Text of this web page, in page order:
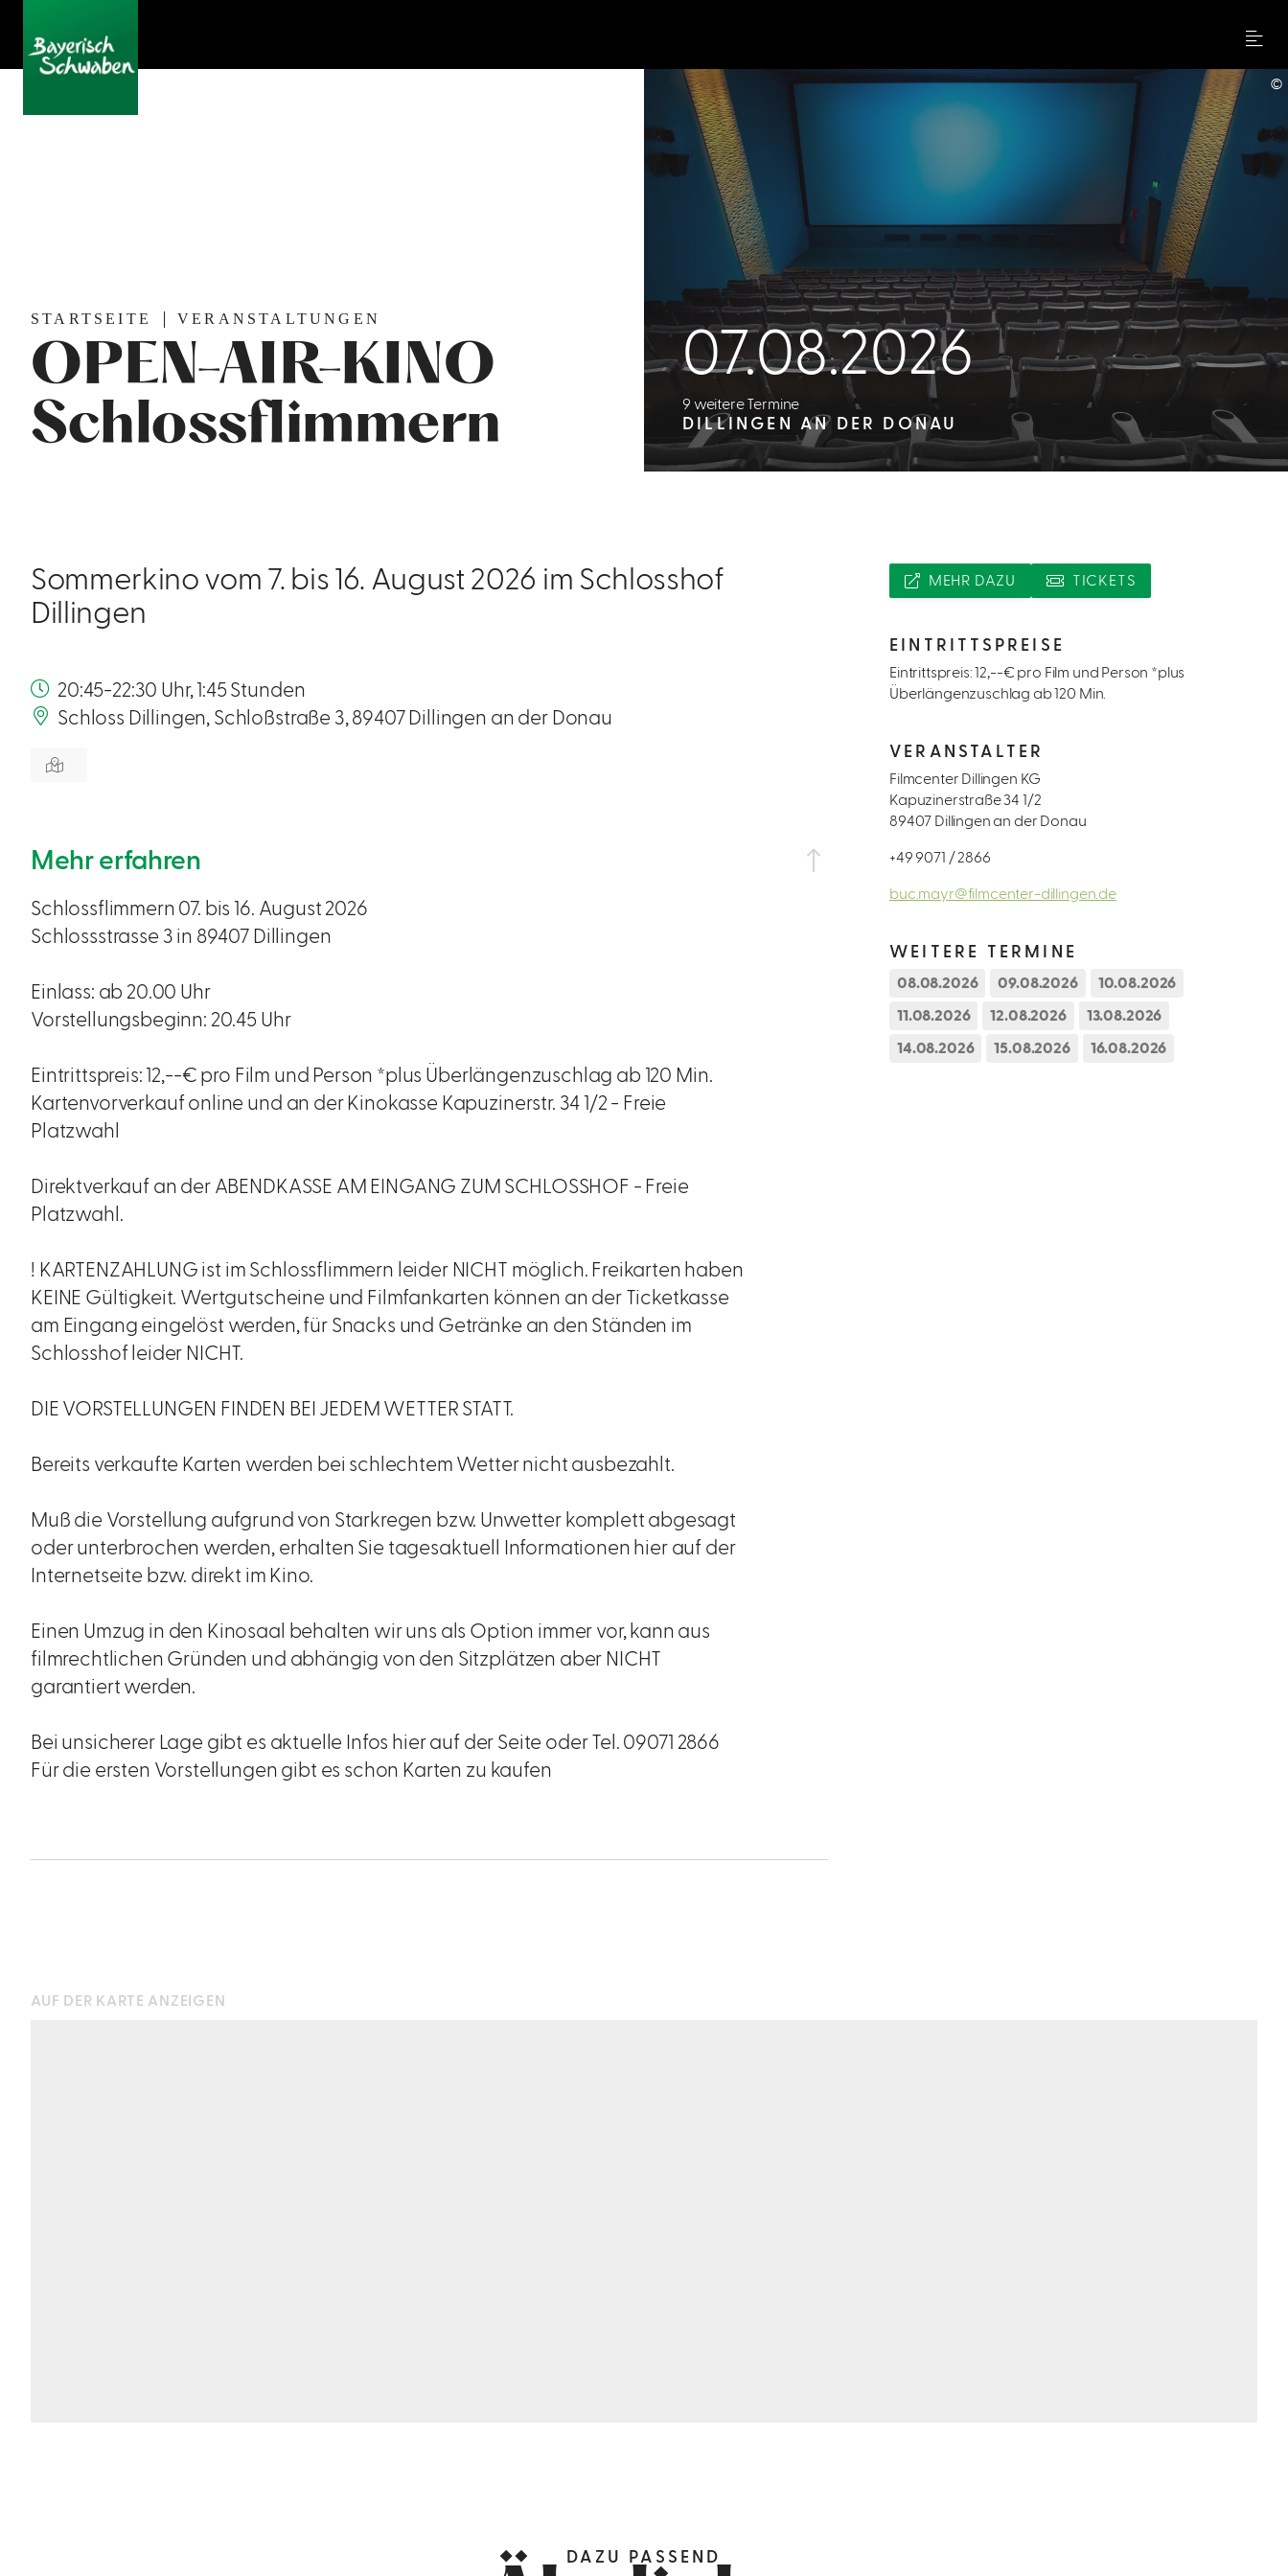
Menu
STARTSEITE VERANSTALTUNGEN
OPEN-AIR-KINO
Schlossflimmern
07.08.2026
9 weitere Termine
DILLINGEN AN DER DONAU
©
Sommerkino vom 7. bis 16. August 2026 im Schlosshof
Dillingen
20:45-22:30 Uhr, 1:45 Stunden
Schloss Dillingen, Schloßstraße 3, 89407 Dillingen an der Donau
Mehr erfahren
Schlossflimmern 07. bis 16. August 2026
Schlossstrasse 3 in 89407 Dillingen
Einlass: ab 20.00 Uhr
Vorstellungsbeginn: 20.45 Uhr
Eintrittspreis: 12,--€ pro Film und Person *plus Überlängenzuschlag ab 120 Min.
Kartenvorverkauf online und an der Kinokasse Kapuzinerstr. 34 1/2 - Freie
Platzwahl
Direktverkauf an der ABENDKASSE AM EINGANG ZUM SCHLOSSHOF - Freie
Platzwahl.
! KARTENZAHLUNG ist im Schlossflimmern leider NICHT möglich. Freikarten haben
KEINE Gültigkeit. Wertgutscheine und Filmfankarten können an der Ticketkasse
am Eingang eingelöst werden, für Snacks und Getränke an den Ständen im
Schlosshof leider NICHT.
DIE VORSTELLUNGEN FINDEN BEI JEDEM WETTER STATT.
Bereits verkaufte Karten werden bei schlechtem Wetter nicht ausbezahlt.
Muß die Vorstellung aufgrund von Starkregen bzw. Unwetter komplett abgesagt
oder unterbrochen werden, erhalten Sie tagesaktuell Informationen hier auf der
Internetseite bzw. direkt im Kino.
Einen Umzug in den Kinosaal behalten wir uns als Option immer vor, kann aus
filmrechtlichen Gründen und abhängig von den Sitzplätzen aber NICHT
garantiert werden.
Bei unsicherer Lage gibt es aktuelle Infos hier auf der Seite oder Tel. 09071 2866
Für die ersten Vorstellungen gibt es schon Karten zu kaufen
MEHR DAZU TICKETS
EINTRITTSPREISE
Eintrittspreis: 12,--€ pro Film und Person *plus
Überlängenzuschlag ab 120 Min.
VERANSTALTER
Filmcenter Dillingen KG
Kapuzinerstraße 34 1/2
89407 Dillingen an der Donau
+49 9071 / 2866
buc.mayr@filmcenter-dillingen.de
WEITERE TERMINE
08.08.2026 09.08.2026 10.08.2026
11.08.2026 12.08.2026 13.08.2026
14.08.2026 15.08.2026 16.08.2026
AUF DER KARTE ANZEIGEN
DAZU PASSEND